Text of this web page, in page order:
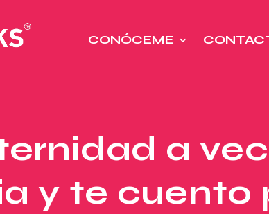
CONÓCEME
a
y te cuento